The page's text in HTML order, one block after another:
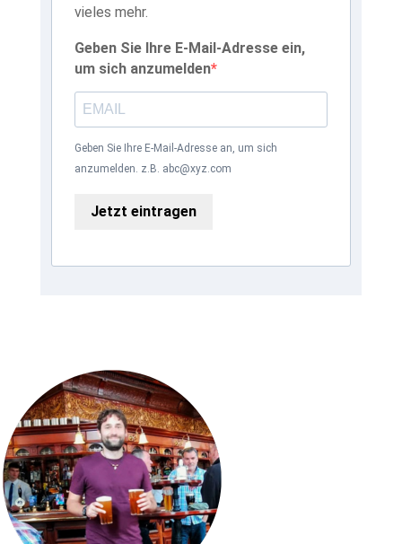
vieles mehr.
Geben Sie Ihre E-Mail-Adresse ein,
um sich anzumelden
Geben Sie Ihre E-Mail-Adresse an, um sich
anzumelden. z.B. abc@xyz.com
Jetzt eintragen